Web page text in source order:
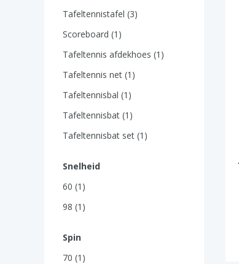
Tafeltennistafel (3)
Scoreboard (1)
Tafeltennis afdekhoes (1)
Tafeltennis net (1)
Tafeltennisbal (1)
Tafeltennisbat (1)
Tafeltennisbat set (1)
Snelheid
60 (1)
98 (1)
Spin
70 (1)